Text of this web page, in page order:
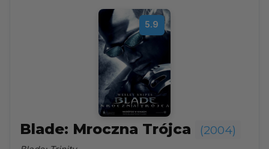
5.9
Blade: Mroczna Trójca (2004)